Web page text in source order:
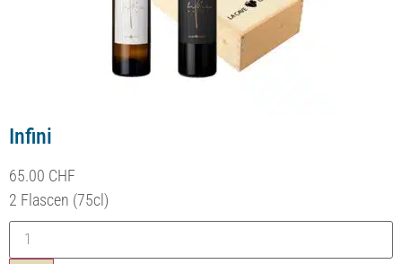
Infini
65.00 CHF
2 Flascen (75cl)